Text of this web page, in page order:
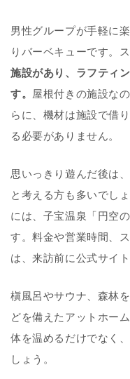
男性グループが手軽に
りバーベキューです。
施設があり、ラフティ
す。
屋根付きの施設な
らに、機材は施設で借
る必要がありません。
思いっきり遊んだ後は
と考える方も多いでし
には、子宝温泉「円空
す。料金や営業時間、
は、来訪前に公式サイ
槇風呂やサウナ、森林
どを備えたアットホー
体を温めるだけでなく
しょう。